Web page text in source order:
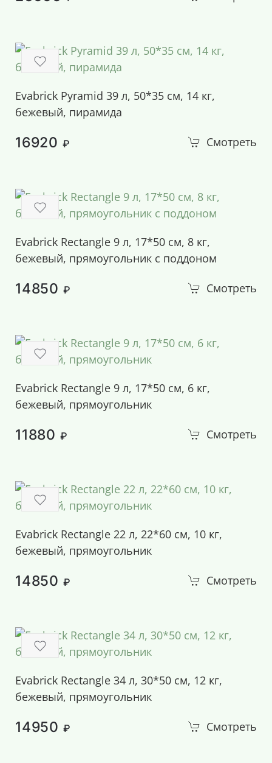
Evabrick Pyramid 39 л, 50*35 см, 14 кг,
бежевый, пирамида
16920 ₽ Смотреть
Evabrick Rectangle 9 л, 17*50 см, 8 кг,
бежевый, прямоугольник с поддоном
14850 ₽ Смотреть
Evabrick Rectangle 9 л, 17*50 см, 6 кг,
бежевый, прямоугольник
11880 ₽ Смотреть
Evabrick Rectangle 22 л, 22*60 см, 10 кг,
бежевый, прямоугольник
14850 ₽ Смотреть
Evabrick Rectangle 34 л, 30*50 см, 12 кг,
бежевый, прямоугольник
14950 ₽ Смотреть